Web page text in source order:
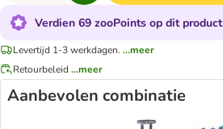
Verdien 69 zooPoints op dit product
Levertijd 1-3 werkdagen. ...meer
Retourbeleid ...meer
Aanbevolen combinatie